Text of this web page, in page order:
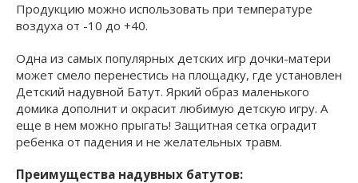
Продукцию можно использовать при температуре
воздуха от -10 до +40.
Одна из самых популярных детских игр дочки-матери
может смело перенестись на площадку, где установлен
Детский надувной Батут. Яркий образ маленького
домика дополнит и окрасит любимую детскую игру. А
еще в нем можно прыгать! Защитная сетка оградит
ребенка от падения и не желательных травм.
Преимущества надувных батутов: